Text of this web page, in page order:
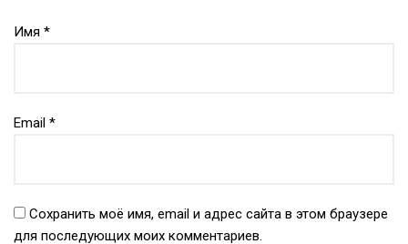
Имя *
Email *
Сохранить моё имя, email и адрес сайта в этом браузере
для последующих моих комментариев.